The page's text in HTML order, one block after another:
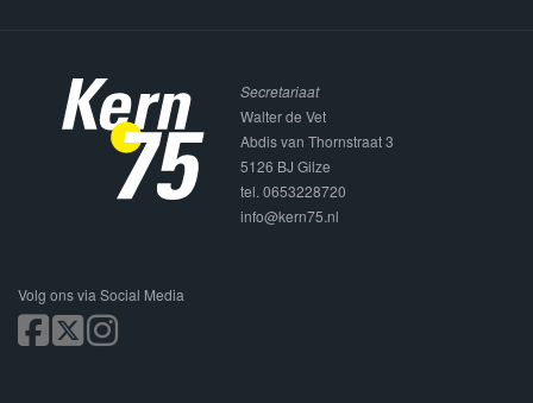
Secretariaat
Walter de Vet
Abdis van Thornstraat 3
5126 BJ Gilze
tel. 0653228720
info@kern75.nl
Volg ons via Social Media